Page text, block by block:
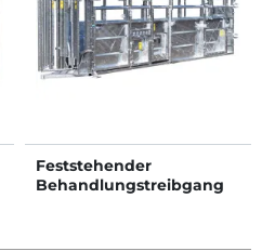
Feststehender
Behandlungstreibgang